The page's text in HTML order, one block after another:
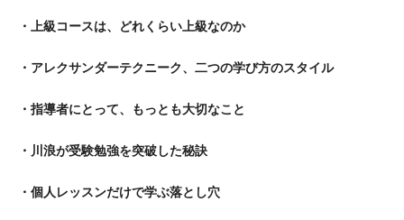
・上級コースは、どれくらい上級なのか
・アレクサンダーテクニーク、二つの学び方のスタイル
・指導者にとって、もっとも大切なこと
・川浪が受験勉強を突破した秘訣
・個人レッスンだけで学ぶ落とし穴